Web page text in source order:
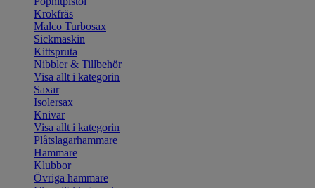
Krokfräs
Malco Turbosax
Sickmaskin
Kittspruta
Nibbler & Tillbehör
Visa allt i kategorin
Saxar
Isolersax
Knivar
Visa allt i kategorin
Plåtslagarhammare
Hammare
Klubbor
Övriga hammare